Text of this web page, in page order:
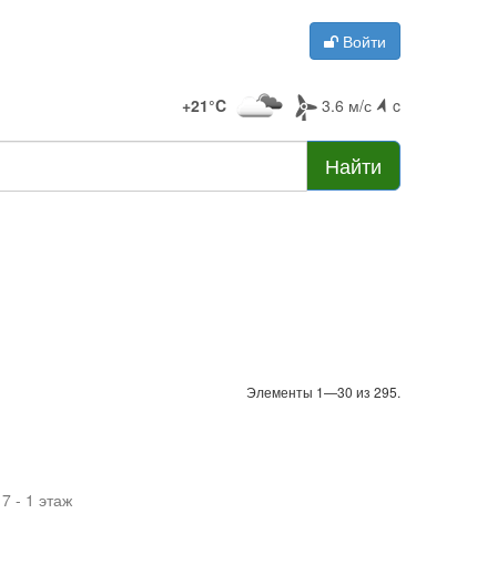
Войти
+21°C 3.6 м/с c
Найти
Элементы 1—30 из 295.
- 1 этаж